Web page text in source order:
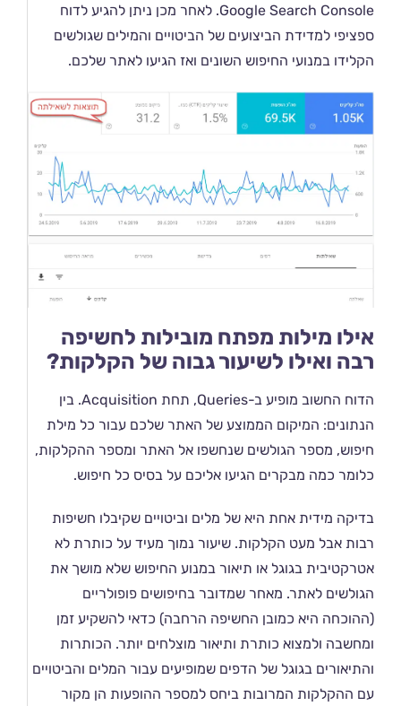
Google Search Console. לאחר מכן ניתן להגיע לדוח
ספציפי למדידת הביצועים של הביטויים והמילים שגולשים
הקלידו במנועי החיפוש השונים ואז הגיעו לאתר שלכם.
אילו מילות מפתח מובילות לחשיפה
רבה ואילו לשיעור גבוה של הקלקות?
הדוח החשוב מופיע ב-Queries, תחת Acquisition. בין
הנתונים: המיקום הממוצע של האתר שלכם עבור כל מילת
חיפוש, מספר הגולשים שנחשפו אל האתר ומספר ההקלקות,
כלומר כמה מבקרים הגיעו אליכם על בסיס כל חיפוש.
בדיקה מידית אחת היא של מלים וביטויים שקיבלו חשיפות
רבות אבל מעט הקלקות. שיעור נמוך מעיד על כותרת לא
אטרקטיבית בגוגל או תיאור במנוע החיפוש שלא מושך את
הגולשים לאתר. מאחר שמדובר בחיפושים פופולריים
(ההוכחה היא כמובן החשיפה הרחבה) כדאי להשקיע זמן
ומחשבה ולמצוא כותרת ותיאור מוצלחים יותר. הכותרות
והתיאורים בגוגל של הדפים שמופיעים עבור המלים והביטויים
עם ההקלקות המרובות ביחס למספר ההופעות הן מקור